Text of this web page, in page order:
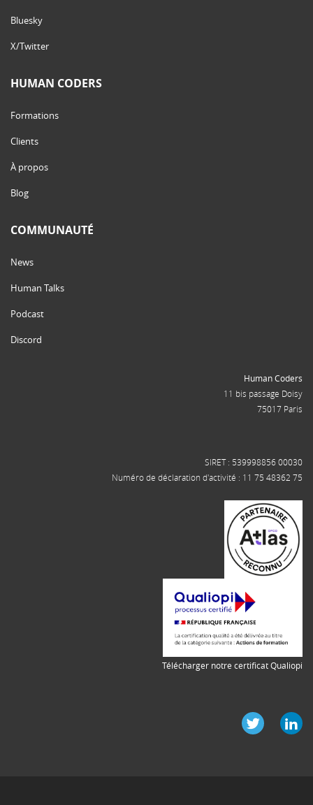
Bluesky
X/Twitter
HUMAN CODERS
Formations
Clients
À propos
Blog
COMMUNAUTÉ
News
Human Talks
Podcast
Discord
Human Coders
11 bis passage Doisy
75017 Paris
SIRET : 539998856 00030
Numéro de déclaration d'activité : 11 75 48362 75
Télécharger notre certificat Qualiopi